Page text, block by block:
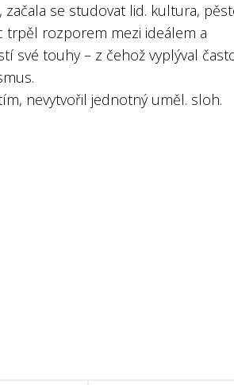
začala se studovat lid. kultura,
trpěl rozporem mezi ideálem a
své touhy – z čehož vyplýval
nevytvořil jednotný uměl. sloh.